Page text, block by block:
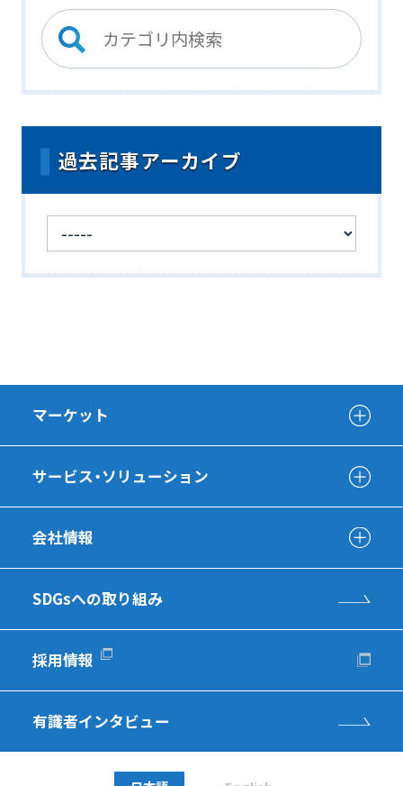
過去記事アーカイブ
マーケット
サービス・ソリューション
会社情報
SDGsへの取り組み
採用情報
有識者インタビュー